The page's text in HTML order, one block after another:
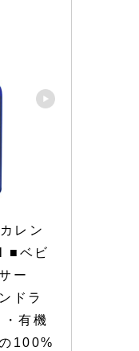
レン
■ベビ
ー
ドラ
有機
100%